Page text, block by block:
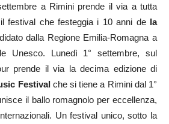
a Rimini prende il via a tutta
festival che festeggia i 10 anni de la
dalla Regione Emilia-Romagna a
Unesco. Lunedì 1° settembre, sul
prende il via la decima edizione di
Festivalche si tiene a Rimini dal 1°
il ballo romagnolo per eccellenza,
Un festival unico, sotto la